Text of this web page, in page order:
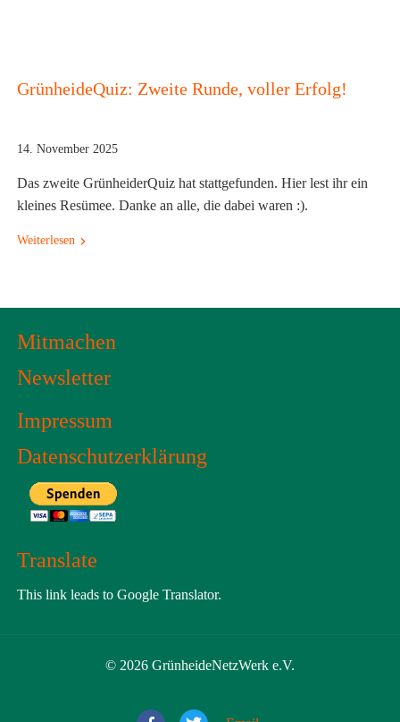
GrünheideQuiz: Zweite Runde, voller Erfolg!
14. November 2025
Das zweite GrünheiderQuiz hat stattgefunden. Hier lest ihr ein
kleines Resümee. Danke an alle, die dabei waren :).
Weiterlesen
Mitmachen
Newsletter
Impressum
Datenschutzerklärung
Translate
This link leads to Google Translator.
© 2026 GrünheideNetzWerk e.V.